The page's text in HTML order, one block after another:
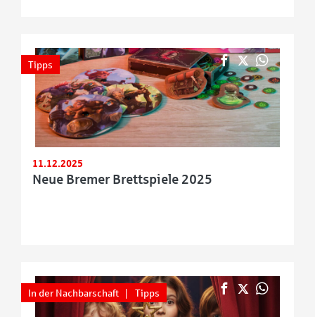
Tipps
11.12.2025
Neue Bremer Brettspiele 2025
In der Nachbarschaft Tipps